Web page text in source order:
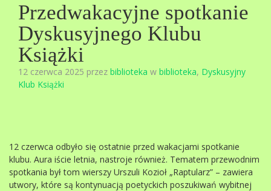
Przedwakacyjne spotkanie
Dyskusyjnego Klubu
Książki
12 czerwca 2025 przez biblioteka w biblioteka, Dyskusyjny
Klub Książki
12 czerwca odbyło się ostatnie przed wakacjami spotkanie
klubu. Aura iście letnia, nastroje również. Tematem przewodnim
spotkania był tom wierszy Urszuli Kozioł „Raptularz” – zawiera
utwory, które są kontynuacją poetyckich poszukiwań wybitnej